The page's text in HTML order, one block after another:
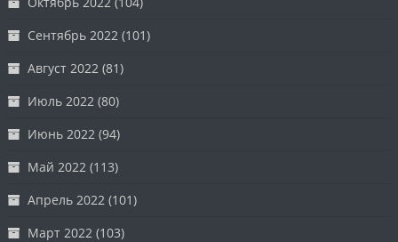
Сентябрь 2022 (101)
Август 2022 (81)
Июль 2022 (80)
Июнь 2022 (94)
Май 2022 (113)
Апрель 2022 (101)
Март 2022 (103)